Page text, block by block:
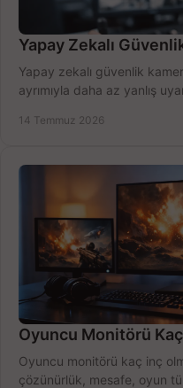
Yapay Zekalı
Yapay zekalı güvenlik
ayrımıyla daha az yanlış
14 Temmuz 2026
Oyuncu Monitörü
Oyuncu monitörü kaç inç
çözünürlük, mesafe, oyun